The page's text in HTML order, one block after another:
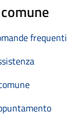
frequenti